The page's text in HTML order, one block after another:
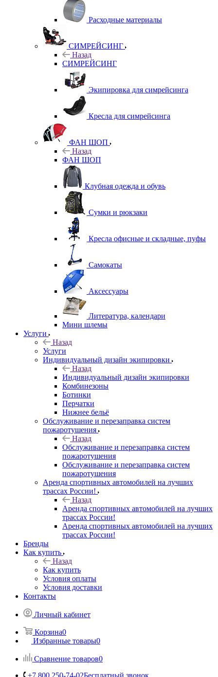
Расходные материалы
СИМРЕЙСИНГ
Назад
СИМРЕЙСИНГ
Экипировка для симрейсинга
Кресла для симрейсинга
ФАН ШОП
Назад
ФАН ШОП
Клубная одежда и обувь
Сумки и рюкзаки
Кресла офисные и складные, пуфы
Самокаты
Аксессуары
Литература, календари
Мини шлемы
Услуги
Назад
Услуги
Индивидуальный дизайн экипировки
Назад
Индивидуальный дизайн экипировки
Комбинезоны
Ботинки
Перчатки
Нижнее бельё
Обслуживание и перезаправка систем
пожаротушения
Назад
Обслуживание и перезаправка систем
пожаротушения
Обслуживание и перезаправка систем
пожаротушения
Аренда спортивных автомобилей на лучших
трассах России!
Назад
Аренда спортивных автомобилей на лучших
трассах России!
Аренда спортивных автомобилей на лучших
трассах России!
Бренды
Как купить
Назад
Как купить
Условия оплаты
Условия доставки
Контакты
Личный кабинет
Корзина0
Избранные товары0
Сравнение товаров0
+7 800 250-74-02Бесплатный звонок